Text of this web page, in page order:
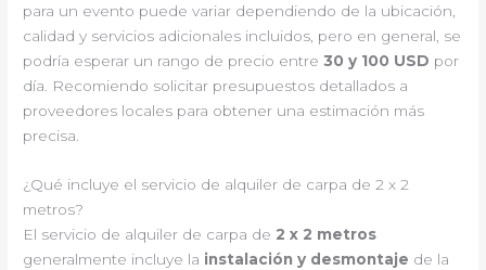
para un evento puede variar dependiendo de la ubicación,
calidad y servicios adicionales incluidos, pero en general, se
podría esperar un rango de precio entre30 y 100 USD por
día. Recomiendo solicitar presupuestos detallados a
proveedores locales para obtener una estimación más
precisa.
¿Qué incluye el servicio de alquiler de carpa de 2 x 2
metros?
El servicio de alquiler de carpa de 2 x 2 metros
generalmente incluye la instalación y desmontaje de la